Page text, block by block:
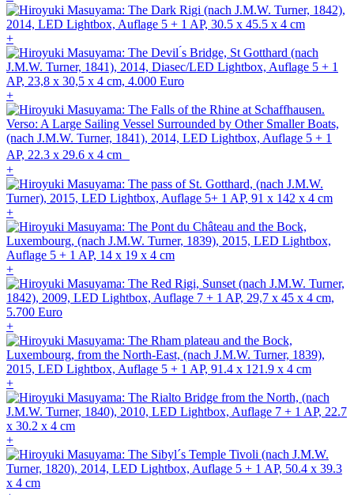
+
+
+
+
+
+
+
+